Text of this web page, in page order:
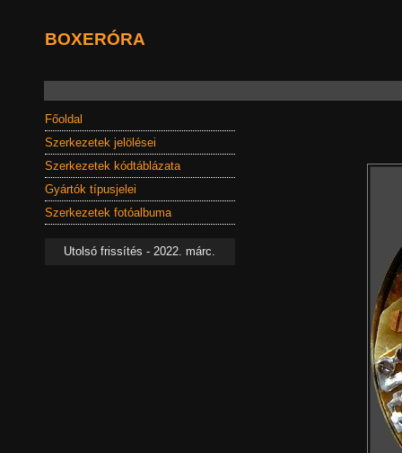
BOXERÓRA
Főoldal
Szerkezetek jelölései
Szerkezetek kódtáblázata
Gyártók típusjelei
Szerkezetek fotóalbuma
Utolsó frissítés - 2022. márc.